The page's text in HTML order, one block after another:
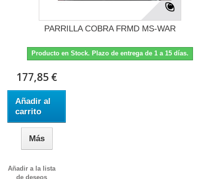
PARRILLA COBRA FRMD MS-WAR
Producto en Stock. Plazo de entrega de 1 a 15 días.
177,85 €
Añadir al
carrito
Más
Añadir a la lista
de deseos